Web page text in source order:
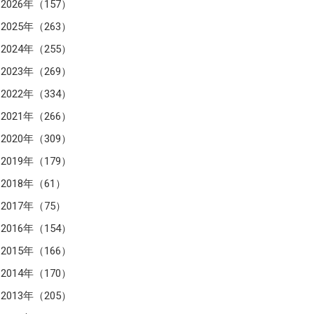
2026年（157）
2025年（263）
2024年（255）
2023年（269）
2022年（334）
2021年（266）
2020年（309）
2019年（179）
2018年（61）
2017年（75）
2016年（154）
2015年（166）
2014年（170）
2013年（205）